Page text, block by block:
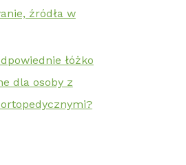
źródła w
łóżko
dla osoby z